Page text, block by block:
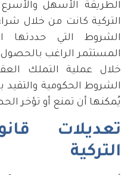
الطريقة الأسهل
التركية كانت من خلال
الشروط التي حددتها
المستثمر الراغب
خلال عملية التملك
الشروط الحكومية والتقيد
يُمكنها أن تمنع أو تؤخر
تعديلات
التركية